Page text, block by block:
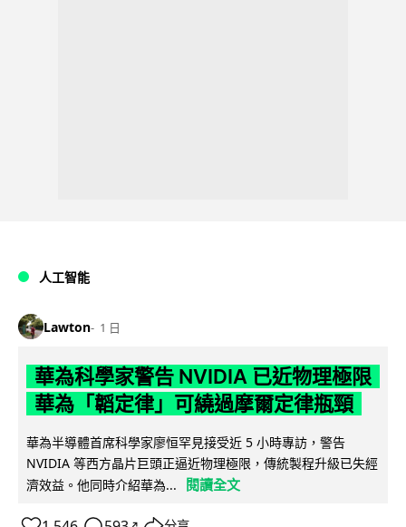
人工智能
Lawton 1 日
華為科學家警告 NVIDIA 已近物理極限
華為「韜定律」可繞過摩爾定律瓶頸
華為半導體首席科學家廖恒罕見接受近 5 小時專訪，警告
NVIDIA 等西方晶片巨頭正逼近物理極限，傳統製程升級已失經
濟效益。他同時介紹華為...
閱讀全文